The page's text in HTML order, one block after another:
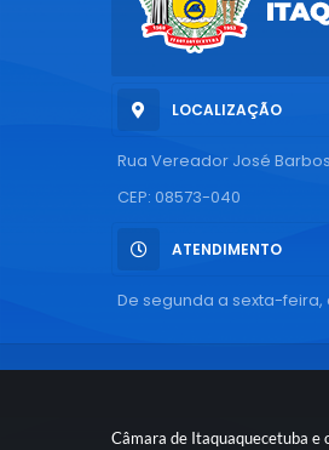
Câmara de Itaquaquecetuba e
LOCALIZAÇÃO
Rua Vereador José
CEP: 08573-040
ATENDIMENTO
De segunda a sexta-feira,